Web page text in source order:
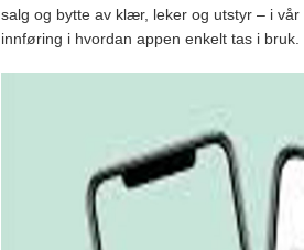
salg og bytte av klær, leker og utstyr – i
innføring i hvordan appen enkelt tas i